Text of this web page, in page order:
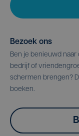
Bezoek ons
Ben je benieuwd
bedrijf of
schermen brengen?
boeken.